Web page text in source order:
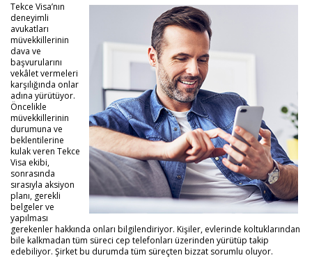
Tekce Visa’nın
deneyimli
avukatları
müvekkillerinin
dava ve
başvurularını
vekâlet vermeleri
karşılığında onlar
adına yürütüyor.
Öncelikle
müvekkillerinin
durumuna ve
beklentilerine
kulak veren Tekce
Visa ekibi,
sonrasında
sırasıyla aksiyon
planı, gerekli
belgeler ve
yapılması
gerekenler hakkında onları bilgilendiriyor. Kişiler, evlerinde koltuklarından
bile kalkmadan tüm süreci cep telefonları üzerinden yürütüp takip
edebiliyor. Şirket bu durumda tüm süreçten bizzat sorumlu oluyor.